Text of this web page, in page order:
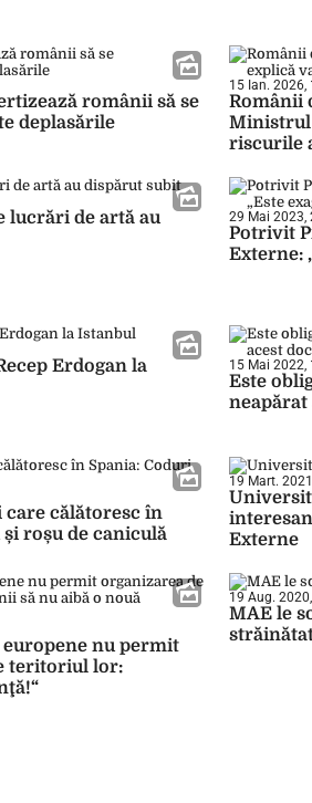
românii să se
deplasările
15 Ian. 2026,
Românii
Ministrul
riscurile
lucrări de artă au
29 Mai 2023,
Potrivit
Externe:
Erdogan la
15 Mai 2022,
Este
neapărat
călătoresc în
roșu de caniculă
19 Mart.
Externe
nu permit
teritoriul lor:
19 Aug.
MAE le